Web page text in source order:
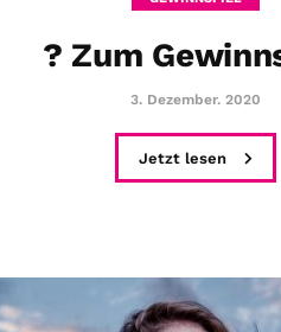
? Zum
3. Dezember. 2020
Jetzt lesen